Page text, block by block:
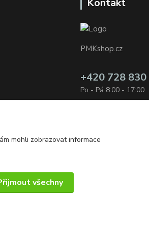
Kontakt
PMKshop.cz
+420 728 830
Po - Pá 8:00 - 17:00
mohli zobrazovat informace
všechny